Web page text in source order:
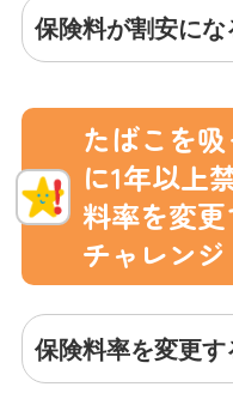
保険料が割安にな
たばこを
に1年以上
料率を変
チャレンジ
保険料率を変更す